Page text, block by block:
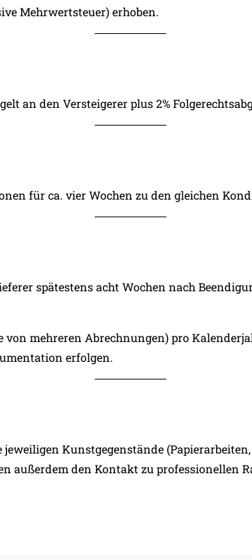
Mehrwertsteuer) erhoben.
an den Versteigerer plus 2%
für ca. vier Wochen zu den gleichen
spätestens acht Wochen nach
von mehreren Abrechnungen) pro
erfolgen.
Kunstgegenstände
außerdem den Kontakt zu professionellen